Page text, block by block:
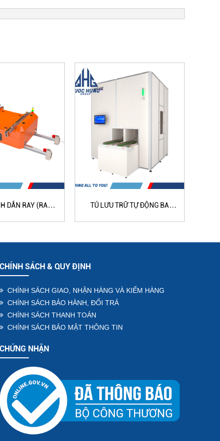
DẪN RAY (RAIL
TỦ LƯU TRỮ TỰ ĐỘNG BA
CHÍNH SÁCH & QUY ĐỊNH
CHÍNH SÁCH GIAO, NHẬN HÀNG VÀ KIỂM HÀNG
CHÍNH SÁCH BẢO HÀNH, ĐỔI TRẢ
CHÍNH SÁCH THANH TOÁN
CHÍNH SÁCH BẢO MẬT THÔNG TIN
CHỨNG NHẬN